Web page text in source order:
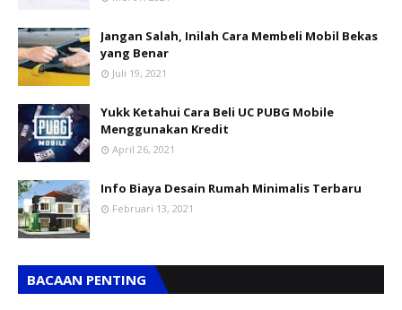
Jangan Salah, Inilah Cara Membeli Mobil Bekas
yang Benar
Juli 19, 2021
Yukk Ketahui Cara Beli UC PUBG Mobile
Menggunakan Kredit
April 26, 2021
Info Biaya Desain Rumah Minimalis Terbaru
Februari 13, 2021
BACAAN PENTING